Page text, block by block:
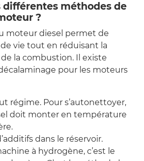
différentes méthodes de
?
moteur diesel permet de
vie tout en réduisant la
la combustion. Il existe
pour les moteurs
régime. Pour s’autonettoyer,
doit monter en température
dans le réservoir.
à hydrogène, c’est le